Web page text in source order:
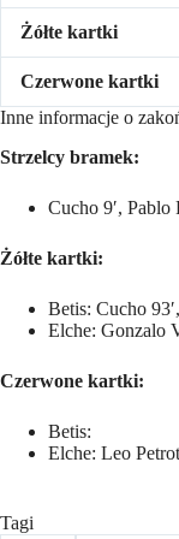
Żółte kartki
Czerwone kartki
Inne informacje o
Strzelcy bramek:
Cucho 9′, Pablo
Żółte kartki:
Betis: Cucho
Elche: Gonzalo
Czerwone kartki:
Betis:
Elche: Leo
Tagi